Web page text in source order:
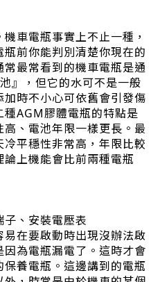
車電瓶事實上不止一種，
前你能判別清楚你現在的
最常看到的機車電瓶是通
』，但它的水可不是一般
時不小心可依舊會引發傷
AGM膠體電瓶的特點是
、電池年限一樣更長。最
平穩性非常高，年限比較
上機能會比前兩種電瓶
、安裝電壓表
在要啟動時出現沒辦法啟
為電瓶漏電了。這時才會
養電瓶。這邊講到的電瓶